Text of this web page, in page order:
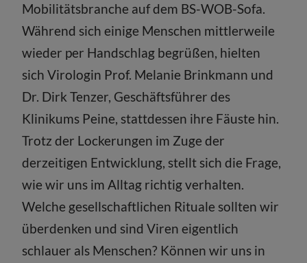
Mobilitätsbranche auf dem BS-WOB-Sofa.
Während sich einige Menschen mittlerweile
wieder per Handschlag begrüßen, hielten
sich Virologin Prof. Melanie Brinkmann und
Dr. Dirk Tenzer, Geschäftsführer des
Klinikums Peine, stattdessen ihre Fäuste hin.
Trotz der Lockerungen im Zuge der
derzeitigen Entwicklung, stellt sich die Frage,
wie wir uns im Alltag richtig verhalten.
Welche gesellschaftlichen Rituale sollten wir
überdenken und sind Viren eigentlich
schlauer als Menschen? Können wir uns in